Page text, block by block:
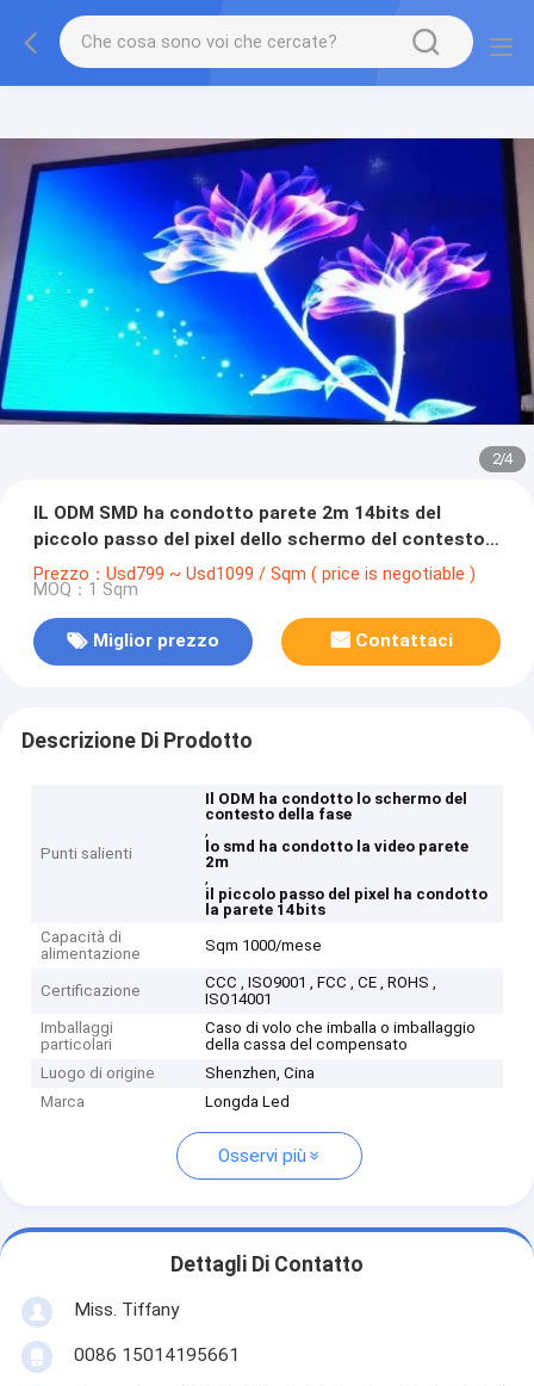
2/4
IL ODM SMD ha condotto parete 2m 14bits del
piccolo passo del pixel dello schermo del contesto
della fase la video
Prezzo：Usd799 ~ Usd1099 / Sqm ( price is negotiable )
MOQ：1 Sqm
Miglior prezzo Contattaci
Descrizione Di Prodotto
Punti salienti
Il ODM ha condotto lo schermo del
contesto della fase
,
lo smd ha condotto la video parete
2m
,
il piccolo passo del pixel ha condotto
la parete 14bits
Capacità di
alimentazione
Sqm 1000/mese
Certificazione
CCC , ISO9001 , FCC , CE , ROHS ,
ISO14001
Imballaggi
particolari
Caso di volo che imballa o imballaggio
della cassa del compensato
Luogo di origine
Shenzhen, Cina
Marca
Longda Led
Osservi più
Dettagli Di Contatto
Miss. Tiffany
0086 15014195661